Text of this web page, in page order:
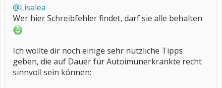
@Lisalea
Wer hier Schreibfehler findet, darf sie alle behalten
Ich wollte dir noch einige sehr nützliche Tipps
geben, die auf Dauer für Autoimunerkrankte recht
sinnvoll sein können: